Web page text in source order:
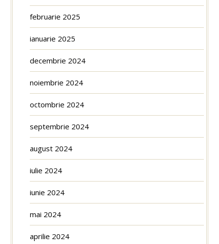
februarie 2025
ianuarie 2025
decembrie 2024
noiembrie 2024
octombrie 2024
septembrie 2024
august 2024
iulie 2024
iunie 2024
mai 2024
aprilie 2024